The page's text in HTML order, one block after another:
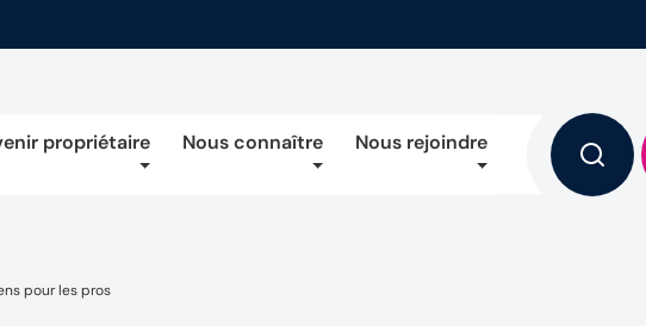
propriétaire Nous connaître Nous rejoindre
pour les pros